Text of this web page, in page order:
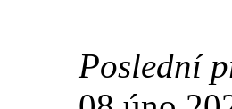
Poslední